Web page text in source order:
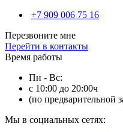
+7 909 006 75 16
Перезвоните мне
Перейти в контакты
Время работы
Пн - Вс:
с 10:00 до 20:00ч
(по предварительной
Мы в социальных сетях: